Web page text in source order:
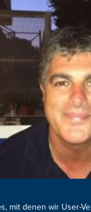
mit denen wir User-